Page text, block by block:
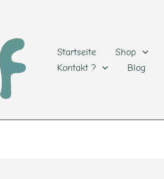
Startseite
Shop
Kontakt ?
Blog